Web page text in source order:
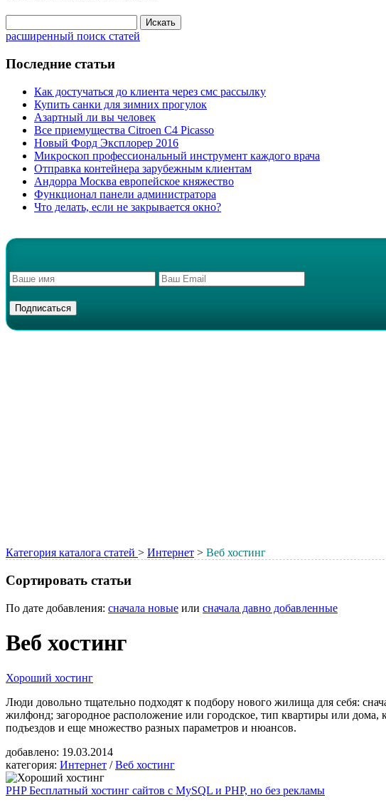
расширенный поиск статей
Последние статьи
Как достучаться до клиента через смс рассылку
Купить санки для зимних прогулок
Азартный ли вы человек
Все приемущества Сitroen C4 Picasso
Новый Форд Эксплорер 2016
Микроскоп профессиональный инструмент каждого врача
Отправка контейнера зарубежным клиентам
Андорра Москва европейское княжество
Функционал панели администратора
Что делать, если не закрывается окно?
Категория каталога статей > Интернет > Веб хостинг
Сортировать статьи
По дате добавления: сначала новые или сначала давно добавленные
Веб хостинг
Хороший хостинг
Люди довольно тщательно подходят к подбору нового жилища для себя:
жилфонд; загородное расположение или городское, тип квартиры или
подъездов и еще множество разных параметров и нюансов.
добавлено: 19.03.2014
категория: Интернет /Веб хостинг
PHP Бесплатный хостинг сайтов с MySQL и PHP, но без рекламы